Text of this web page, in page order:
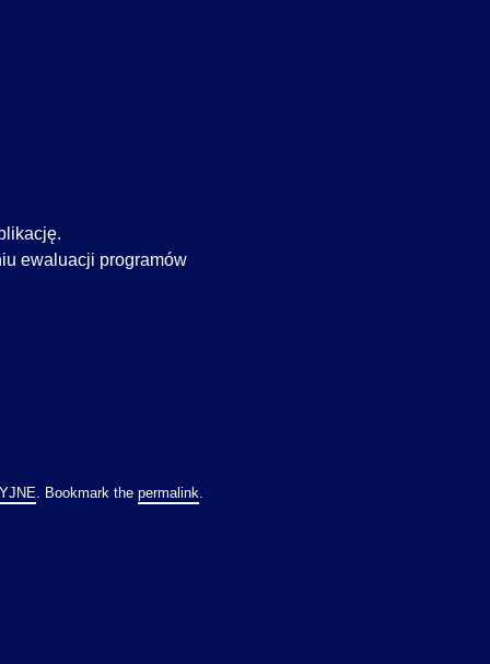
ewaluacji programów
. Bookmark the permalink